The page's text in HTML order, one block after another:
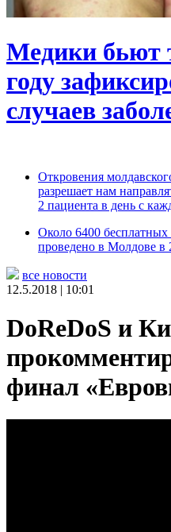
Медики бьют
году
случаев
Откровения
разрешает нам
2 пациента в день с
Около 6400 бесплатных
проведено в Молдове в
все новости
12.5.2018 | 10:01
DoReDoS и
финал